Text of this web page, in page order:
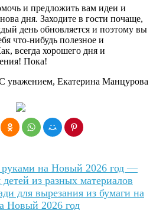
и предложить вам идеи и
дня. Заходите в гости почаще,
день обновляется и поэтому вы
что-нибудь полезное и
всегда хорошего дня и
Пока!
уважением, Екатерина Манцурова
на Новый 2026 год —
из разных материалов
для вырезания из бумаги на
Новый 2026 год